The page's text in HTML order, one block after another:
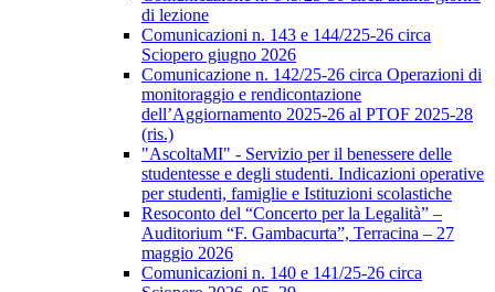
di lezione
Comunicazioni n. 143 e 144/225-26 circa
Sciopero giugno 2026
Comunicazione n. 142/25-26 circa Operazioni di
monitoraggio e rendicontazione
dell’Aggiornamento 2025-26 al PTOF 2025-28
(ris.)
"AscoltaMI" - Servizio per il benessere delle
studentesse e degli studenti. Indicazioni operative
per studenti, famiglie e Istituzioni scolastiche
Resoconto del “Concerto per la Legalità” –
Auditorium “F. Gambacurta”, Terracina – 27
maggio 2026
Comunicazioni n. 140 e 141/25-26 circa